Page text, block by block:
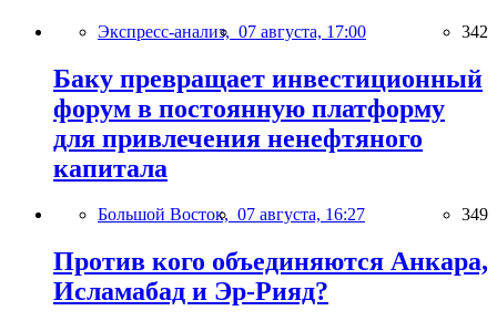
Экспресс-анализ, 07 августа, 17:00 342
Баку превращает инвестиционный
форум в постоянную платформу
для привлечения ненефтяного
капитала
Большой Восток, 07 августа, 16:27 349
Против кого объединяются Анкара,
Исламабад и Эр-Рияд?